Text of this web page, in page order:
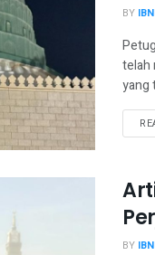
BY
telah
yang
BY